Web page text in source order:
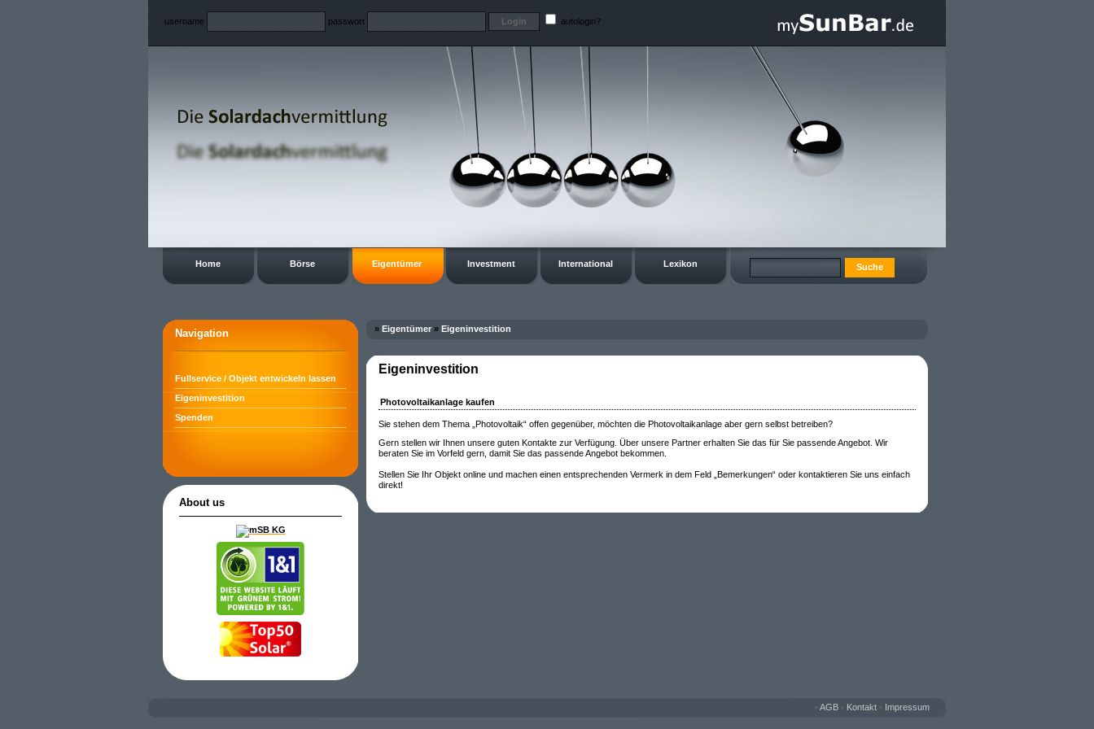
username passwort autologin?
Home Börse Eigentümer Investment International Lexikon
Navigation
Fullservice / Objekt entwickeln lassen
Eigeninvestition
Spenden
About us
» Eigentümer » Eigeninvestition
Eigeninvestition
Photovoltaikanlage kaufen
Sie stehen dem Thema „Photovoltaik“ offen gegenüber, möchten die Photovoltaikanlage aber gern selbst betreiben?
Gern stellen wir Ihnen unsere guten Kontakte zur Verfügung. Über unsere Partner erhalten Sie das für Sie passende Angebot. Wir
beraten Sie im Vorfeld gern, damit Sie das passende Angebot bekommen.
Stellen Sie Ihr Objekt online und machen einen entsprechenden Vermerk in dem Feld „Bemerkungen“ oder kontaktieren Sie uns einfach
direkt!
• AGB • Kontakt • Impressum